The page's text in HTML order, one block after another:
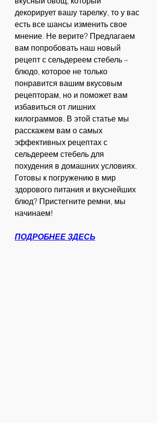
декорирует вашу тарелку, то у вас
есть все шансы изменить свое
мнение. Не верите? Предлагаем
вам попробовать наш новый
рецепт с сельдереем стебель –
блюдо, которое не только
понравится вашим вкусовым
рецепторам, но и поможет вам
избавиться от лишних
килограммов. В этой статье мы
расскажем вам о самых
эффективных рецептах с
сельдереем стебель для
похудения в домашних условиях.
Готовы к погружению в мир
здорового питания и вкуснейших
блюд? Пристегните ремни, мы
начинаем!
ПОДРОБНЕЕ ЗДЕСЬ